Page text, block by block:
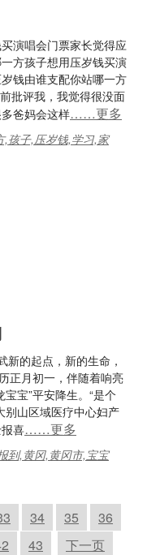
演唱会门票家长觉得应
方孩子想用压岁钱买演
钱由谁支配你站哪一方
批评我，我觉得很没面
爸妈会这样……更多
,孩子,压岁钱,学习,家
的起点，新的生命，
正月初一，伴随着响亮
宝”平安降生。“是个
别山区域医疗中心妇产
喜……更多
到,黄冈,黄冈市,宝宝
34 35
36
43
下一页